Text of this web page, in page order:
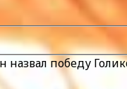
назвал победу